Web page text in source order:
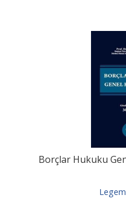
Borçlar Hukuku
Legem